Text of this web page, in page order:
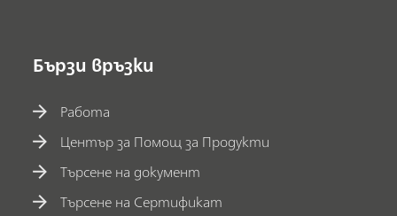
Бързи връзки
Работа
Център за Помощ за Продукти
Търсене на документ
Търсене на Сертификат